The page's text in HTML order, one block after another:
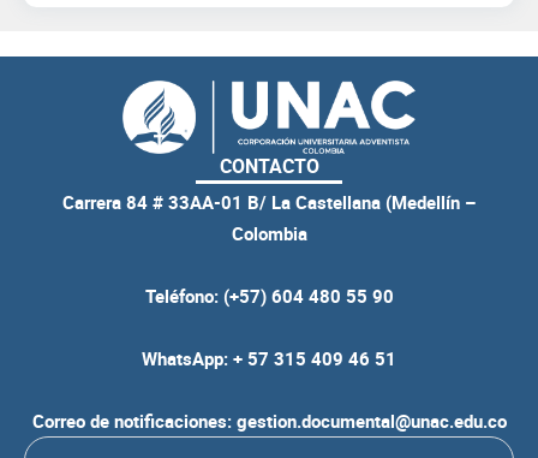
CONTACTO
Carrera 84 # 33AA-01 B/ La Castellana (Medellín –
Colombia
Teléfono: (+57) 604 480 55 90
WhatsApp: + 57 315 409 46 51
Correo de notificaciones: gestion.documental@unac.edu.co